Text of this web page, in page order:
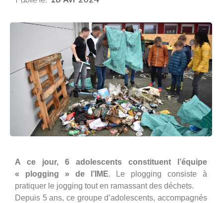
A ce jour, 6 adolescents constituent l’équipe
« plogging » de l’IME. Le plogging consiste à
pratiquer le jogging tout en ramassant des déchets.
Depuis 5 ans, ce groupe d’adolescents, accompagnés